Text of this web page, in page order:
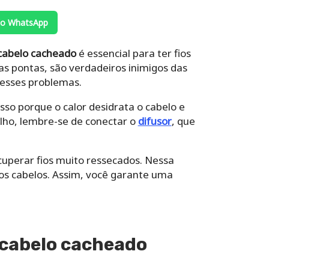
WhatsApp
cacheadoé essencial para ter fios
pontas, são verdadeiros inimigos das
problemas.
porque o calor desidrata o cabelo e
lembre-se de conectar o difusor, que
fios muito ressecados. Nessa
cabelos. Assim, você garante uma
cacheado